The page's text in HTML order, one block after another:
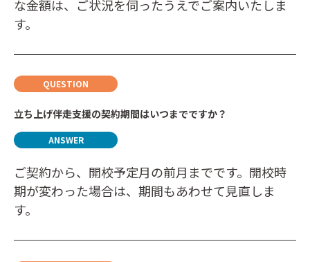
な金額は、ご状況を伺ったうえでご案内いたしま
す。
立ち上げ伴走支援の契約期間はいつまでですか？
ご契約から、開校予定月の前月までです。開校時
期が変わった場合は、期間もあわせて見直しま
す。